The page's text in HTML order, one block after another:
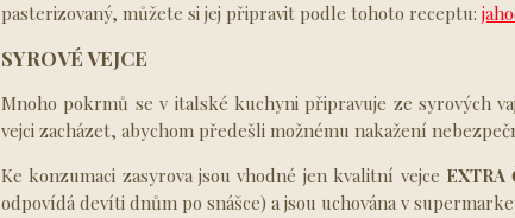
pasterizovaný, můžete si jej připravit podle tohoto receptu:
SYROVÉ VEJCE
Mnoho pokrmů se v italské kuchyni připravuje ze syrových
vejci zacházet, abychom předešli možnému nakažení
Ke konzumaci zasyrova jsou vhodné jen kvalitní vejce EXTRA
odpovídá devíti dnům po snášce) a jsou uchována v